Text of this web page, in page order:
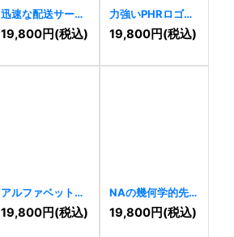
迅速な配送サービ
スのロゴ [11369 ]
19,800円(税込)
力強いPHRロゴ
[11370]
19,800円(税込)
アルファベット
「P」をモチーフ
にした先進的なロ
19,800円(税込)
NAの幾何学的先
進的連結ロゴ
11358 ]
19,800円(税込)